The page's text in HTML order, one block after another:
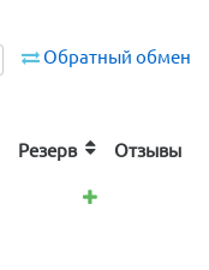
Обратный обмен
Резерв Отзывы